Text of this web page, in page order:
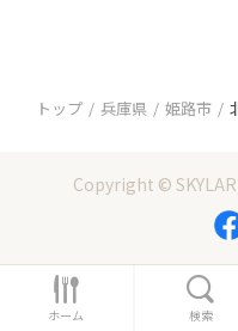
トップ 兵庫県 姫路市
Copyright ©
ホ
ー
ホーム 索
検索